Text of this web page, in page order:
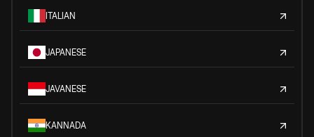
ITALIAN
JAPANESE
JAVANESE
KANNADA